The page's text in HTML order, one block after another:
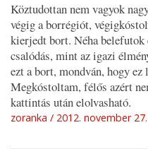
Köztudottan nem vagyok
végig a borrégiót,
kierjedt bort. Néha
csalódás, mint az igazi
ezt a bort, mondván, hogy
Megkóstoltam, félős azért
kattintás után elolvasható.
zoranka 2012. november